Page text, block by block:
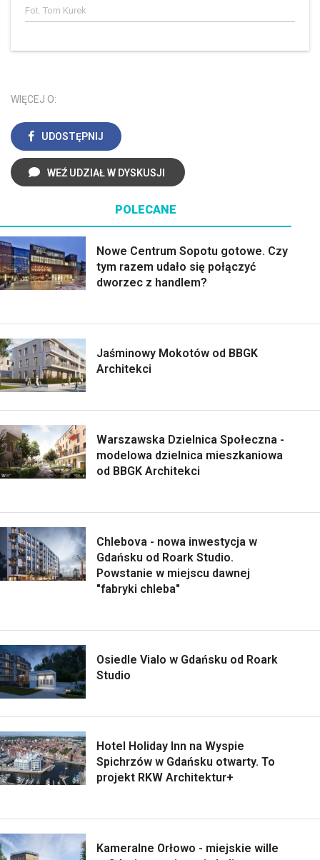
Fot. Tom Kurek
WIĘCEJ O:
UDOSTĘPNIJ
WEŹ UDZIAŁ W DYSKUSJI
POLECANE
Nowe Centrum Sopotu gotowe. Czy
tym razem udało się połączyć
dworzec z handlem?
Jaśminowy Mokotów od BBGK
Architekci
Warszawska Dzielnica Społeczna -
modelowa dzielnica mieszkaniowa
od BBGK Architekci
Chlebova - nowa inwestycja w
Gdańsku od Roark Studio.
Powstanie w miejscu dawnej
"fabryki chleba"
Osiedle Vialo w Gdańsku od Roark
Studio
Hotel Holiday Inn na Wyspie
Spichrzów w Gdańsku otwarty. To
projekt RKW Architektur+
Kameralne Orłowo - miejskie wille